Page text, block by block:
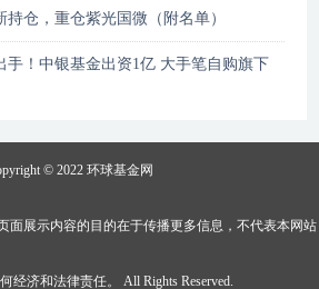
仓，重仓紫光国微（附名单）
手！中银基金出资1亿 大手笔自购旗下
© 2022 环球基金网
面展示内容的目的在于传播更多信息，不代表本网站
经济和法律责任。 All Rights Reserved.